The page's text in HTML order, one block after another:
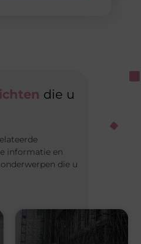
die u
informatie en
die u